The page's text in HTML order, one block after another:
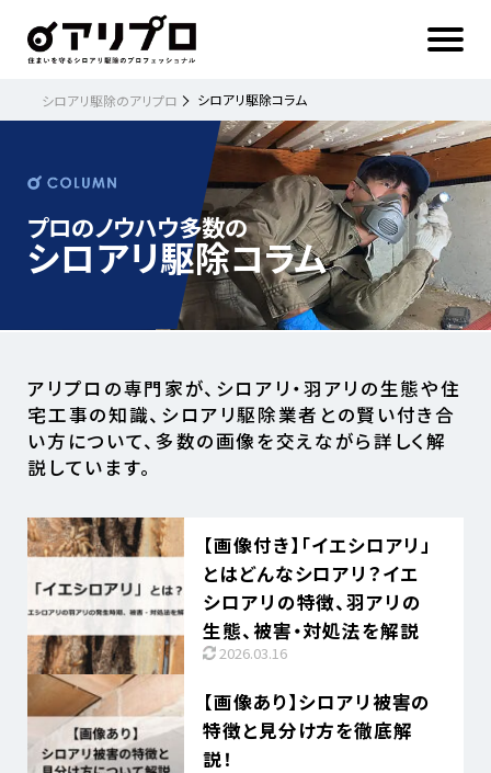
リ
シロアリ駆除のアリプロ シロアリ駆除コラム
プロのノウハウ多数の
シロアリ駆除コラム
アリプロの専門家が、シロアリ・羽アリの生態や住
宅工事の知識、シロアリ駆除業者との賢い付き合
い方について、多数の画像を交えながら詳しく解
説しています。
【画像付き】「イエシロアリ」
とはどんなシロアリ？イエ
シロアリの特徴、羽アリの
生態、被害・対処法を解説
2026.03.16
【画像あり】シロアリ被害の
特徴と見分け方を徹底解
説！